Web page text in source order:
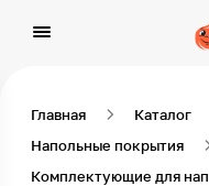
Главная Каталог
Напольные покрытия
Комплектующие для